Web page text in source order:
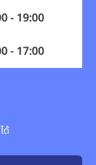
- 19:00
- 17:00
ด้